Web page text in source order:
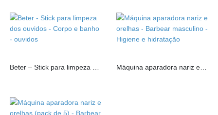
Beter – Stick para limpeza dos ouvidos Máquina aparadora nariz e orelhas